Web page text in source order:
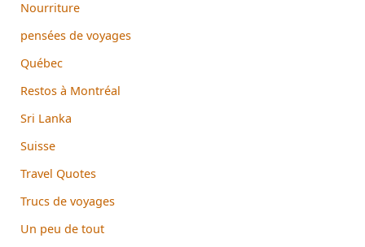
Nourriture
pensées de voyages
Québec
Restos à Montréal
Sri Lanka
Suisse
Travel Quotes
Trucs de voyages
Un peu de tout